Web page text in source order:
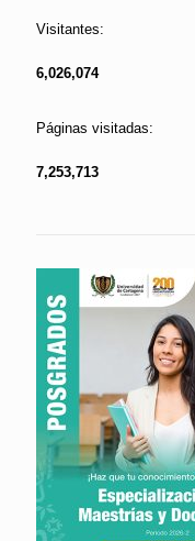
Visitantes:
6,026,074
Páginas visitadas:
7,253,713